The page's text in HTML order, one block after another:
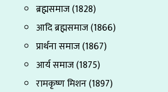
ब्रह्मसमाज (1828)
आदि ब्रह्मसमाज (1866)
प्रार्थना समाज (1867)
आर्य समाज (1875)
रामकृष्ण मिशन (1897)